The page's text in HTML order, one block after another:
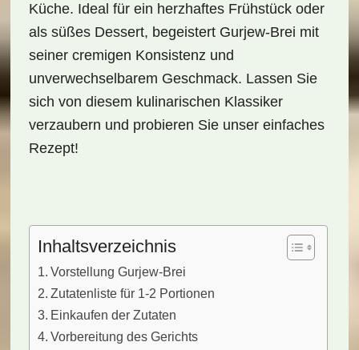
Küche. Ideal für ein herzhaftes Frühstück oder
als süßes Dessert, begeistert Gurjew-Brei mit
seiner cremigen Konsistenz und
unverwechselbarem Geschmack. Lassen Sie
sich von diesem kulinarischen Klassiker
verzaubern und probieren Sie unser einfaches
Rezept!
Inhaltsverzeichnis
Vorstellung Gurjew-Brei
Zutatenliste für 1-2 Portionen
Einkaufen der Zutaten
Vorbereitung des Gerichts